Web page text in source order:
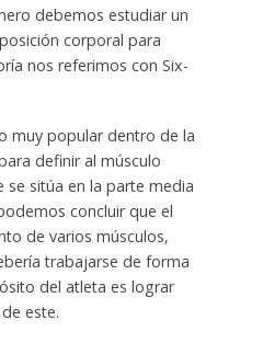
debemos estudiar un
corporal para
nos referimos con Six-
muy popular dentro de la
definir al músculo
sitúa en la parte media
concluir que el
de varios músculos,
trabajarse de forma
del atleta es lograr
este.